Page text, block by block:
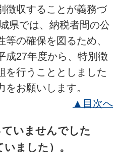
徴収することが義務づ
県では、納税者間の公
の確保を図るため、
成27年度から、特別徴
を行うこととしました
お願いします。
▲目次へ
いませんでした
いました）。